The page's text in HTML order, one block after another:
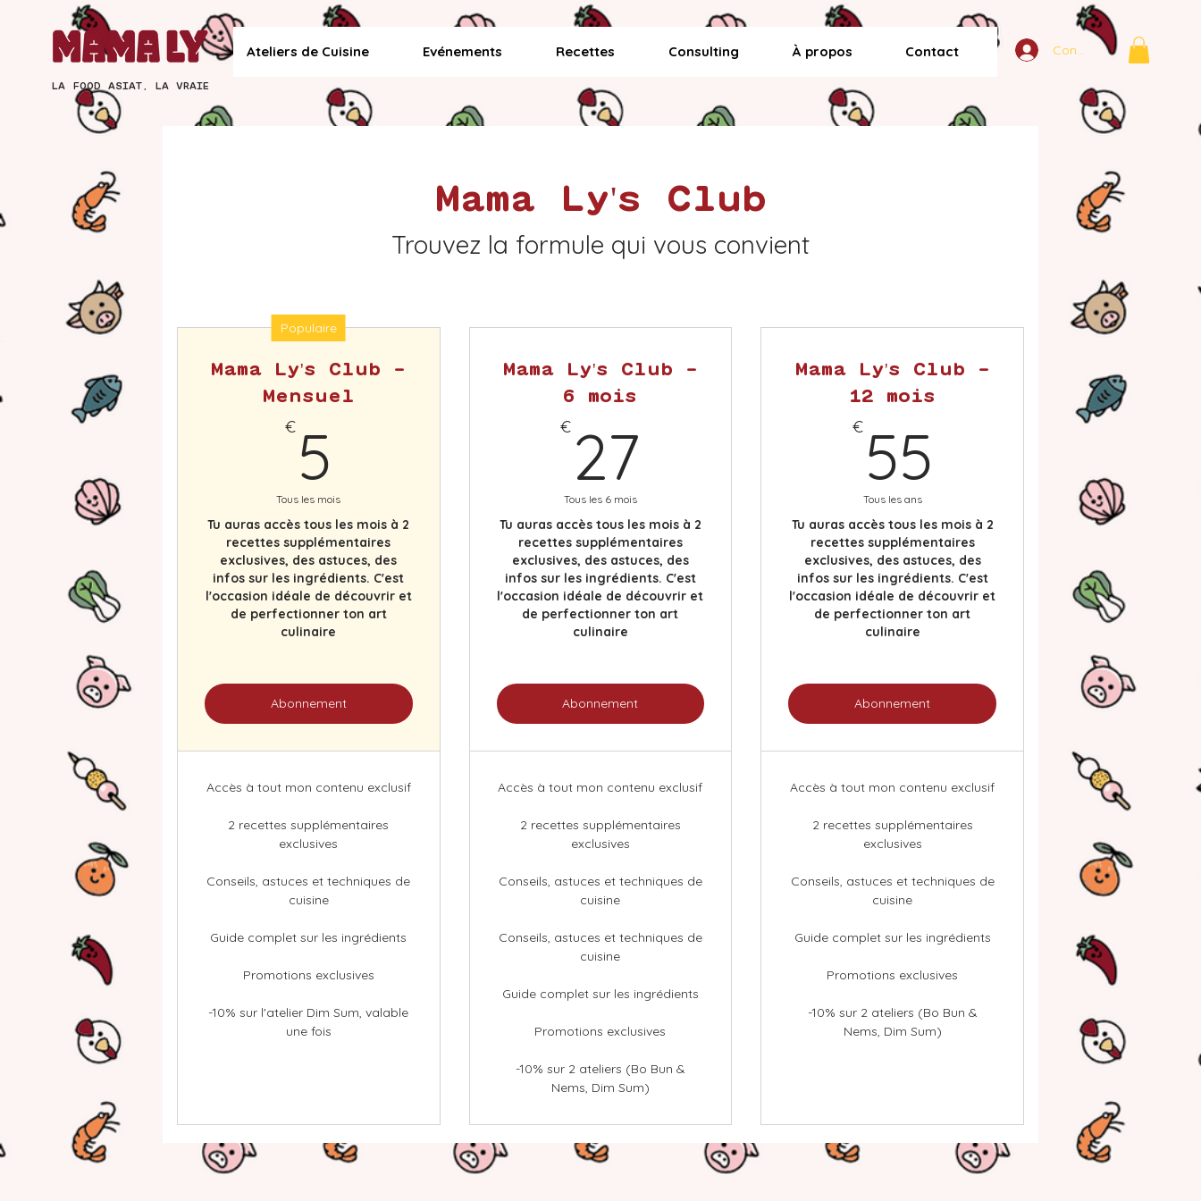
LA FOOD ASIAT, LA VRAIE
Ateliers de Cuisine Evénements Recettes Consulting À propos Contact Connexion
Mama Ly's Club
Trouvez la formule qui vous convient
Populaire
Mama Ly's Club -
Mensuel
€ 5
Tous les mois
Tu auras accès tous les mois à 2
recettes supplémentaires
exclusives, des astuces, des
infos sur les ingrédients. C'est
l'occasion idéale de découvrir et
de perfectionner ton art
culinaire
Abonnement
Accès à tout mon contenu exclusif
2 recettes supplémentaires
exclusives
Conseils, astuces et techniques de
cuisine
Guide complet sur les ingrédients
Promotions exclusives
-10% sur l'atelier Dim Sum, valable
une fois
Mama Ly's Club -
6 mois
€ 27
Tous les 6 mois
Tu auras accès tous les mois à 2
recettes supplémentaires
exclusives, des astuces, des
infos sur les ingrédients. C'est
l'occasion idéale de découvrir et
de perfectionner ton art
culinaire
Abonnement
Accès à tout mon contenu exclusif
2 recettes supplémentaires
exclusives
Conseils, astuces et techniques de
cuisine
Conseils, astuces et techniques de
cuisine
Guide complet sur les ingrédients
Promotions exclusives
-10% sur 2 ateliers (Bo Bun &
Nems, Dim Sum)
Mama Ly's Club -
12 mois
€ 55
Tous les ans
Tu auras accès tous les mois à 2
recettes supplémentaires
exclusives, des astuces, des
infos sur les ingrédients. C'est
l'occasion idéale de découvrir et
de perfectionner ton art
culinaire
Abonnement
Accès à tout mon contenu exclusif
2 recettes supplémentaires
exclusives
Conseils, astuces et techniques de
cuisine
Guide complet sur les ingrédients
Promotions exclusives
-10% sur 2 ateliers (Bo Bun &
Nems, Dim Sum)